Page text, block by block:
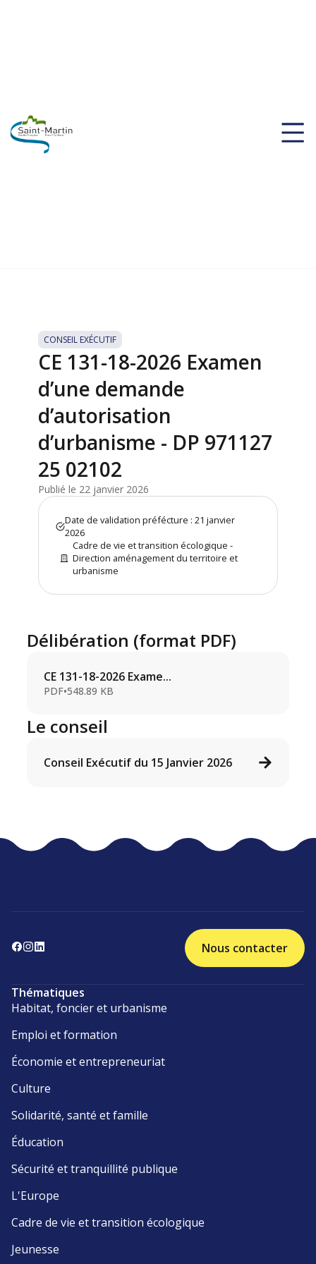
CONSEIL EXÉCUTIF
CE 131-18-2026 Examen
d’une demande
d’autorisation
d’urbanisme - DP 971127
25 02102
Publié le 22 janvier 2026
Date de validation préfécture : 21 janvier
2026
Cadre de vie et transition écologique -
Direction aménagement du territoire et
urbanisme
Délibération (format PDF)
CE 131-18-2026 Exame...
PDF•548.89 KB
Le conseil
Conseil Exécutif du 15 Janvier 2026
Nous contacter
Thématiques
Habitat, foncier et urbanisme
Emploi et formation
Économie et entrepreneuriat
Culture
Solidarité, santé et famille
Éducation
Sécurité et tranquillité publique
L'Europe
Cadre de vie et transition écologique
Jeunesse